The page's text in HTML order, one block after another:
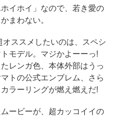
イホイ」なので、若き愛の
まわない。
ススメしたいのは、スペシ
モデル。マジかよーーっ!
レンガ色、本体外部はうっ
トの公式エンブレム、さら
ラーリングが燃え燃えだ!
ービーが、超カッコイイの